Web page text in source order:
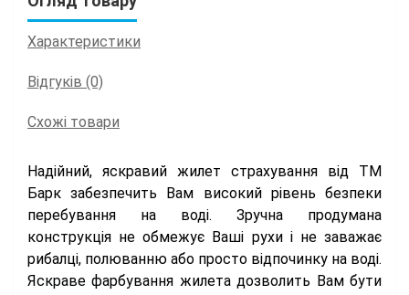
Характеристики
Відгуків (0)
Схожі товари
Надійний, яскравий жилет страхування від ТМ
Барк забезпечить Вам високий рівень безпеки
перебування на воді. Зручна продумана
конструкція не обмежує Ваші рухи і не заважає
рибалці, полюванню або просто відпочинку на воді.
Яскраве фарбування жилета дозволить Вам бути